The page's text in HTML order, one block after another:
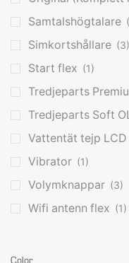
Samtalshögtalare
Simkortshållare (3)
Start flex (1)
Tredjeparts
Tredjeparts Soft
Vattentät tejp LCD
Vibrator (1)
Volymknappar (3)
Wifi antenn flex (1)
Color